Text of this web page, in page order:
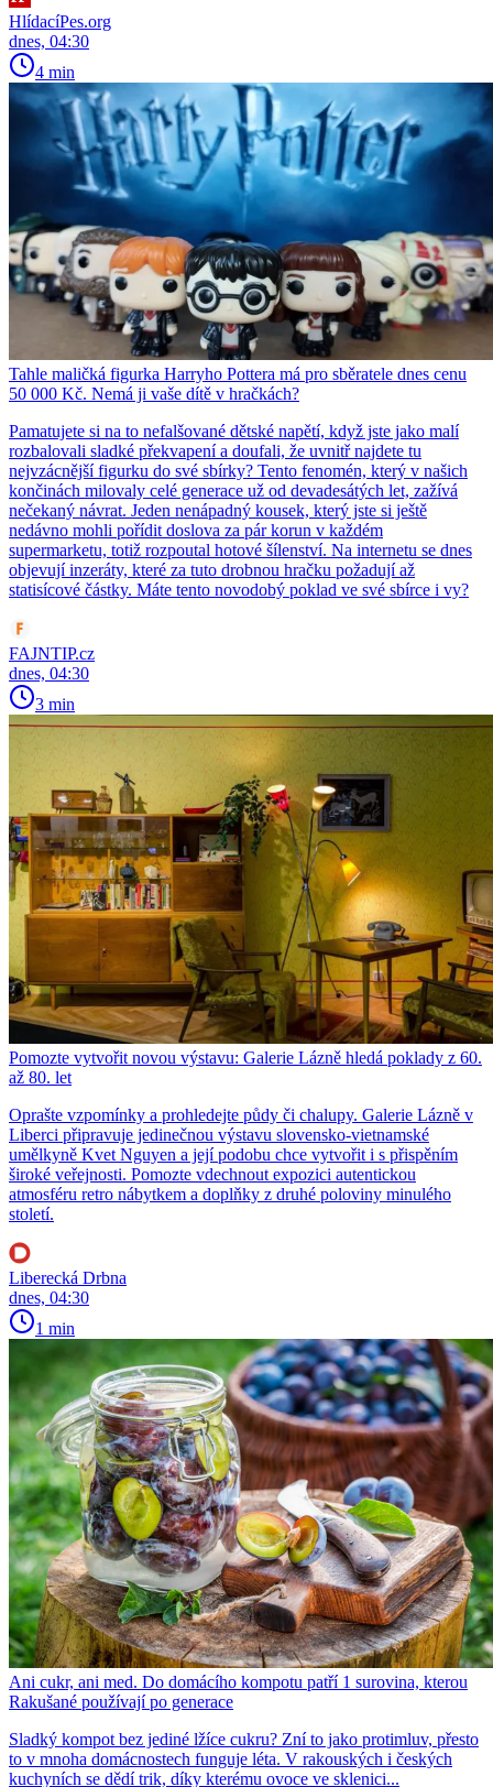
HlídacíPes.org
dnes, 04:30
4 min
Tahle maličká figurka Harryho Pottera má pro sběratele dnes cenu
50 000 Kč. Nemá ji vaše dítě v hračkách?
Pamatujete si na to nefalšované dětské napětí, když jste jako malí
rozbalovali sladké překvapení a doufali, že uvnitř najdete tu
nejvzácnější figurku do své sbírky? Tento fenomén, který v našich
končinách milovaly celé generace už od devadesátých let, zažívá
nečekaný návrat. Jeden nenápadný kousek, který jste si ještě
nedávno mohli pořídit doslova za pár korun v každém
supermarketu, totiž rozpoutal hotové šílenství. Na internetu se dnes
objevují inzeráty, které za tuto drobnou hračku požadují až
statisícové částky. Máte tento novodobý poklad ve své sbírce i vy?
FAJNTIP.cz
dnes, 04:30
3 min
Pomozte vytvořit novou výstavu: Galerie Lázně hledá poklady z 60.
až 80. let
Oprašte vzpomínky a prohledejte půdy či chalupy. Galerie Lázně v
Liberci připravuje jedinečnou výstavu slovensko-vietnamské
umělkyně Kvet Nguyen a její podobu chce vytvořit i s přispěním
široké veřejnosti. Pomozte vdechnout expozici autentickou
atmosféru retro nábytkem a doplňky z druhé poloviny minulého
století.
Liberecká Drbna
dnes, 04:30
1 min
Ani cukr, ani med. Do domácího kompotu patří 1 surovina, kterou
Rakušané používají po generace
Sladký kompot bez jediné lžíce cukru? Zní to jako protimluv, přesto
to v mnoha domácnostech funguje léta. V rakouských i českých
kuchyních se dědí trik, díky kterému ovoce ve sklenici...